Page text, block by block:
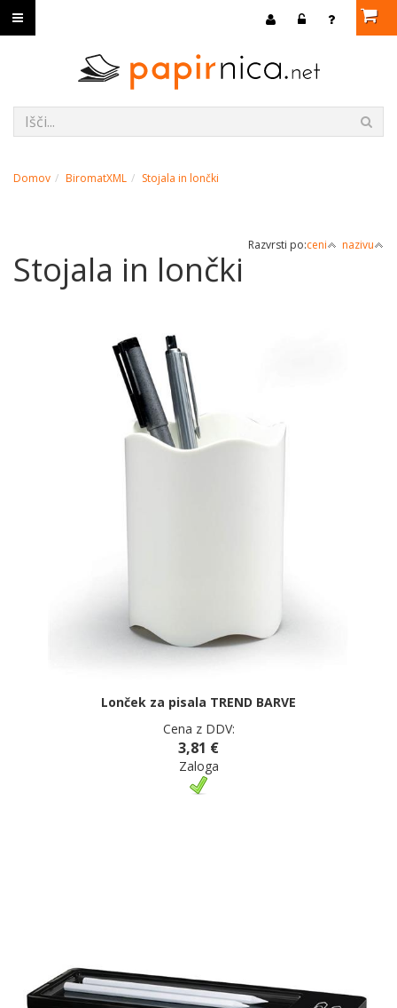
Domov BiromatXML Stojala in lončki
Razvrsti po:ceni nazivu
Stojala in lončki
Lonček za pisala TREND BARVE
Cena z DDV:
3,81 €
Zaloga